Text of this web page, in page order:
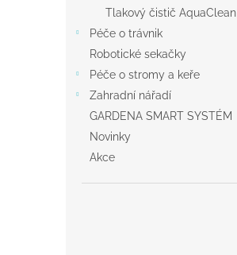
Tlakový čistič AquaClean
Péče o trávnik
Robotické sekačky
Péče o stromy a keře
Zahradní nářadí
GARDENA SMART SYSTÉM
Novinky
Akce